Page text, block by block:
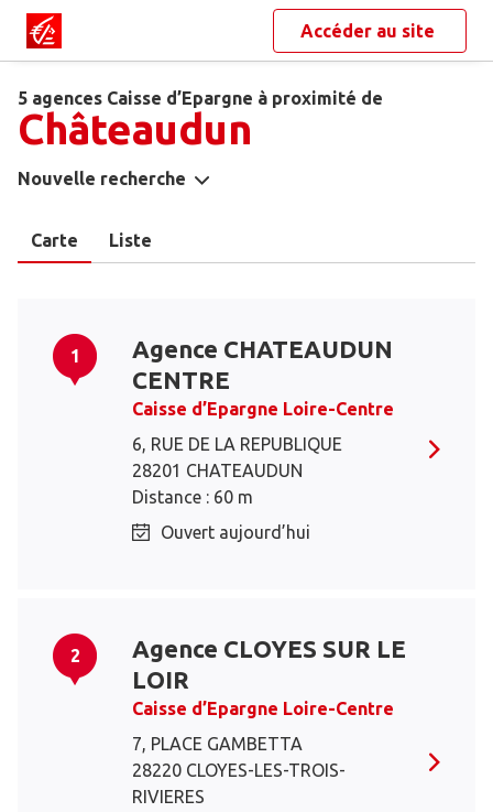
Accéder au site
5 agences Caisse d’Epargne à proximité de
Châteaudun
Nouvelle recherche
Carte Liste
1
Agence CHATEAUDUN
CENTRE
Caisse d’Epargne Loire-Centre
6, RUE DE LA REPUBLIQUE
28201 CHATEAUDUN
Distance : 60 m
Ouvert aujourd’hui
2
Agence CLOYES SUR LE
LOIR
Caisse d’Epargne Loire-Centre
7, PLACE GAMBETTA
28220 CLOYES-LES-TROIS-
RIVIERES